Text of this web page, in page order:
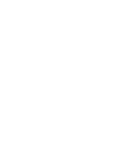
was het
lans
werden; zo
Hij was de
hun